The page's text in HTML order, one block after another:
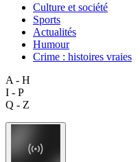
Culture et société
Sports
Actualités
Humour
Crime : histoires vraies
A - H
I - P
Q - Z